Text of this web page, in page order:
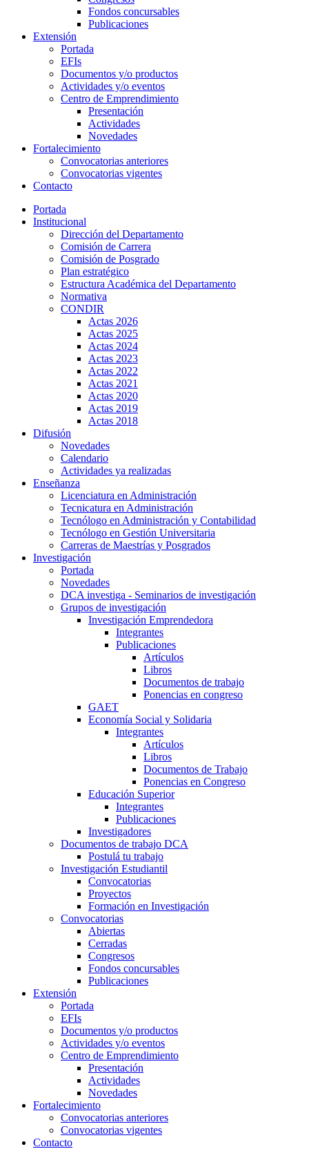
Fondos concursables
Publicaciones
Extensión
Portada
EFIs
Documentos y/o productos
Actividades y/o eventos
Centro de Emprendimiento
Presentación
Actividades
Novedades
Fortalecimiento
Convocatorias anteriores
Convocatorias vigentes
Contacto
Portada
Institucional
Dirección del Departamento
Comisión de Carrera
Comisión de Posgrado
Plan estratégico
Estructura Académica del Departamento
Normativa
CONDIR
Actas 2026
Actas 2025
Actas 2024
Actas 2023
Actas 2022
Actas 2021
Actas 2020
Actas 2019
Actas 2018
Difusión
Novedades
Calendario
Actividades ya realizadas
Enseñanza
Licenciatura en Administración
Tecnicatura en Administración
Tecnólogo en Administración y Contabilidad
Tecnólogo en Gestión Universitaria
Carreras de Maestrías y Posgrados
Investigación
Portada
Novedades
DCA investiga - Seminarios de investigación
Grupos de investigación
Investigación Emprendedora
Integrantes
Publicaciones
Artículos
Libros
Documentos de trabajo
Ponencias en congreso
GAET
Economía Social y Solidaria
Integrantes
Artículos
Libros
Documentos de Trabajo
Ponencias en Congreso
Educación Superior
Integrantes
Publicaciones
Investigadores
Documentos de trabajo DCA
Postulá tu trabajo
Investigación Estudiantil
Convocatorias
Proyectos
Formación en Investigación
Convocatorias
Abiertas
Cerradas
Congresos
Fondos concursables
Publicaciones
Extensión
Portada
EFIs
Documentos y/o productos
Actividades y/o eventos
Centro de Emprendimiento
Presentación
Actividades
Novedades
Fortalecimiento
Convocatorias anteriores
Convocatorias vigentes
Contacto